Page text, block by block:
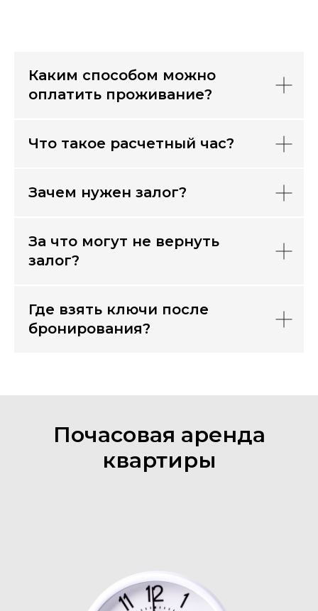
Каким способом можно
оплатить проживание?
Что такое расчетный час?
Зачем нужен залог?
За что могут не вернуть
залог?
Где взять ключи после
бронирования?
Почасовая аренда
квартиры